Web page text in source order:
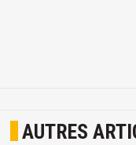
AUTRES